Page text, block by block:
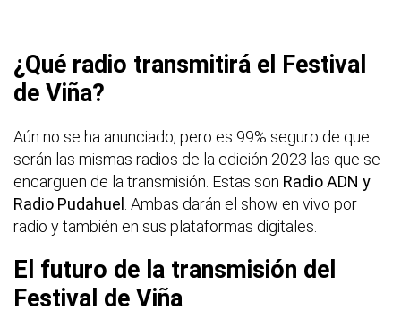
¿Qué radio transmitirá el Festival
de Viña?
Aún no se ha anunciado, pero es 99% seguro de que
serán las mismas radios de la edición 2023 las que se
encarguen de la transmisión. Estas son Radio ADN y
Radio Pudahuel . Ambas darán el show en vivo por
radio y también en sus plataformas digitales.
El futuro de la transmisión del
Festival de Viña